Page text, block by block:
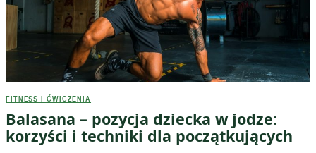
FITNESS I ĆWICZENIA
Balasana – pozycja dziecka w jodze:
korzyści i techniki dla początkujących